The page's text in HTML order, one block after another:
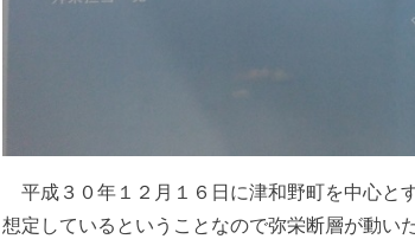
平成３０年１２月１６日に津和野町を中心と
想定しているということなので弥栄断層が動い